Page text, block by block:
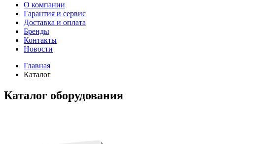
О компании
Гарантия и сервис
Доставка и оплата
Бренды
Контакты
Новости
Главная
Каталог
Каталог оборудования